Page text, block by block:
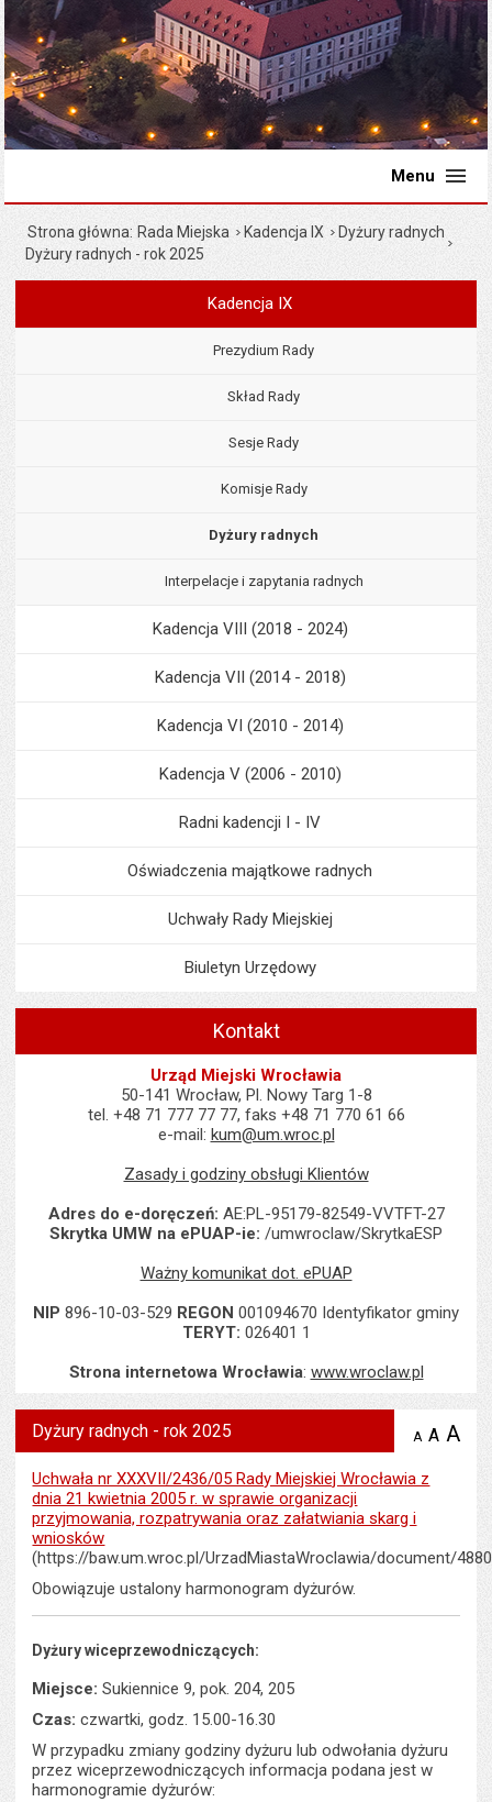
Menu
Strona główna Rada Miejska Kadencja IX
Dyżury radnych
Dyżury radnych - rok 2025
Menu
Kadencja IX
Prezydium Rady
Skład Rady
Sesje Rady
Komisje Rady
Dyżury radnych
Interpelacje i zapytania radnych
Kadencja VIII (2018 - 2024)
Kadencja VII (2014 - 2018)
Kadencja VI (2010 - 2014)
Kadencja V (2006 - 2010)
Radni kadencji I - IV
Oświadczenia majątkowe radnych
Uchwały Rady Miejskiej
Biuletyn Urzędowy
Kontakt
Urząd Miejski Wrocławia
50-141 Wrocław, Pl. Nowy Targ 1-8
tel. +48 71 777 77 77, faks +48 71 770 61 66
e-mail: kum@um.wroc.pl
Zasady i godziny obsługi Klientów
Adres do e-doręczeń: AE:PL-95179-82549-VVTFT-27
Skrytka UMW na ePUAP-ie: /umwroclaw/SkrytkaESP
Ważny komunikat dot. ePUAP
NIP 896-10-03-529 REGON 001094670 Identyfikator gminy
TERYT: 026401 1
Strona internetowa Wrocławia: www.wroclaw.pl
Dyżury radnych - rok 2025 A zmniejsz
A A
Uchwała nr XXXVII/2436/05 Rady Miejskiej Wrocławia z
dnia 21 kwietnia 2005 r. w sprawie organizacji
przyjmowania, rozpatrywania oraz załatwiania skarg i
wniosków
(https://baw.um.wroc.pl/UrzadMiastaWroclawia/document/
Obowiązuje ustalony harmonogram dyżurów.
Dyżury wiceprzewodniczących:
Miejsce: Sukiennice 9, pok. 204, 205
Czas: czwartki, godz. 15.00-16.30
W przypadku zmiany godziny dyżuru lub odwołania dyżuru
przez wiceprzewodniczących informacja podana jest w
harmonogramie dyżurów: